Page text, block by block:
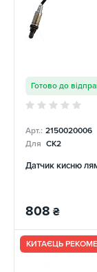
Готово до
Арт.: 2150020006
Для CK2
Датчик кисню
808 ₴
КИТАЄЦЬ